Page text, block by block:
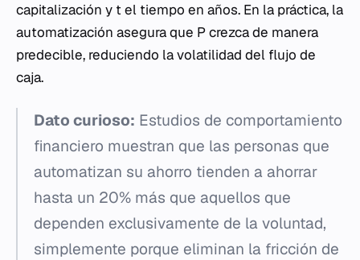
capitalización y t el tiempo en años. En la práctica, la
automatización asegura que Pcrezca de manera
predecible, reduciendo la volatilidad del flujo de
caja.
Dato curioso: Estudios de comportamiento
financiero muestran que las personas que
automatizan su ahorro tienden a ahorrar
hasta un 20% más que aquellos que
dependen exclusivamente de la voluntad,
simplemente porque eliminan la fricción de